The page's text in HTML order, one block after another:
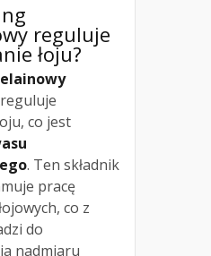
reguluje
łoju?
co jest
. Ten składnik
pracę
co z
do
nadmiaru